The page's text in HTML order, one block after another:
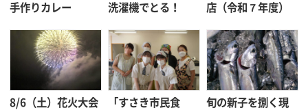
手作りカレー
洗濯機でとる！
店（令和７年度）
8/6（土）花火大会
「すさき市民食
旬の新子を捌く現